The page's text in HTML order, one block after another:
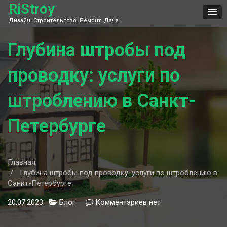
Skip
content
RiStroy
Дизайн. Строительство. Ремонт. Дача
Глубина штробы под
проводку: услуги по
штроблению в Санкт-
Петербурге
Главная
Глубина штробы под проводку: услуги по штроблению в
Санкт-Петербурге
20.07.2023 Блог Комментариев кнет